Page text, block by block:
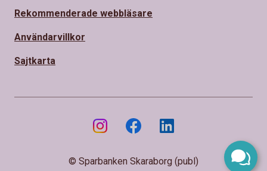
Rekommenderade webbläsare
Användarvillkor
Sajtkarta
© Sparbanken Skaraborg (publ)